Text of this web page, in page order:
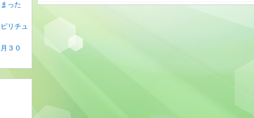
った
リチュ
３０